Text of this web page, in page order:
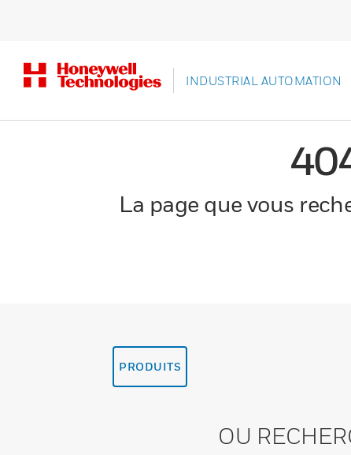
INDUSTRIAL AUTOMATION
La page que vous
PRODUITS
OU